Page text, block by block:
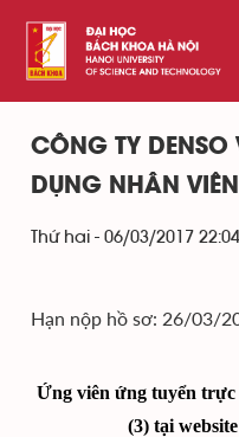
CÔNG TY DENSO
DỤNG NHÂN
Thứ hai - 06/03/2017 22:04
Hạn nộp hồ sơ: 26/03/
Ứng viên ứng tuyển trực
(3) tại